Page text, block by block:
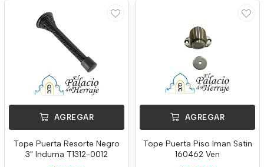
AGREGAR
Tope Puerta Resorte Negro
3" Induma T1312-0012
AGREGAR
Tope Puerta Piso Iman Satin
160462 Ven